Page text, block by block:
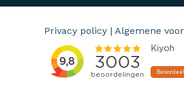
Privacy policy| Algemene